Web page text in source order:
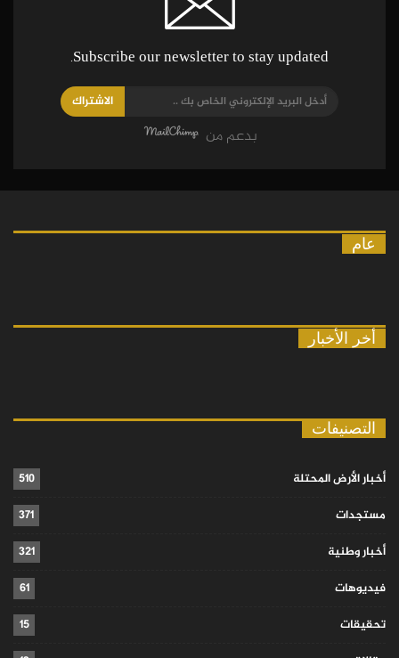
Subscribe our newsletter to stay updated.
الاشتراك
بدعم من
عام
أخر الأخبار
التصنيفات
أخبار الأرض المحتلة
510
مستجدات
371
أخبار وطنية
321
فيديوهات
61
تحقيقات
15